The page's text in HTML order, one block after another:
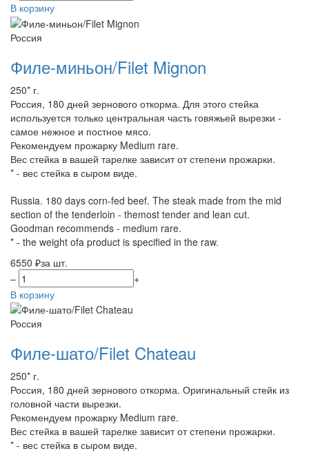
В корзину
Россия
Филе-миньон/Filet Mignon
250* г.
Россия, 180 дней зернового откорма. Для этого стейка
используется только центральная часть говяжьей вырезки -
самое нежное и постное мясо.
Рекомендуем прожарку Medium rare.
Вес стейка в вашей тарелке зависит от степени прожарки.
* - вес стейка в сыром виде.
Russia. 180 days corn-fed beef. The steak made from the mid
section of the tenderloin - themost tender and lean cut.
Goodman recommends - medium rare.
* - the weight ofa product is specified in the raw.
6550 ₽за шт.
–
+
В корзину
Россия
Филе-шато/Filet Chateau
250* г.
Россия, 180 дней зернового откорма. Оригинальный стейк из
головной части вырезки.
Рекомендуем прожарку Medium rare.
Вес стейка в вашей тарелке зависит от степени прожарки.
* - вес стейка в сыром виде.